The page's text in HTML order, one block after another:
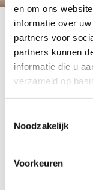
en om ons
informatie over
partners voor
partners kunnen
informatie die u
verzameld op
Noodzakelijk
Voorkeuren
Noordwijk and its
bulb fields and a
concierges will